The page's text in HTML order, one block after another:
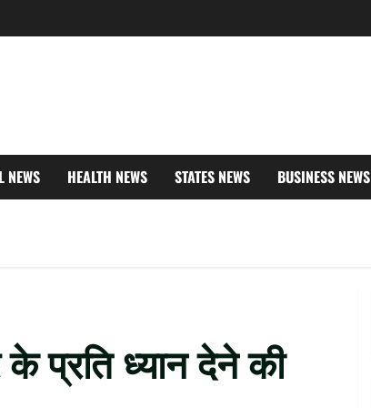
NEWS HEALTH NEWS STATES NEWS BUSINESS NEWS
प्रति ध्यान देने की